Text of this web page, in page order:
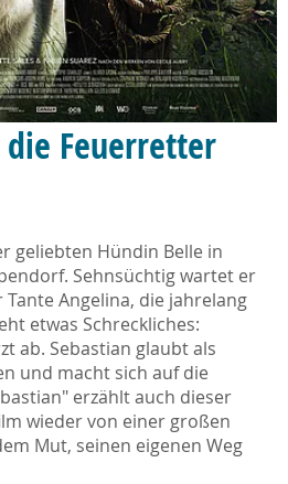
Feuerretter
geliebten Hündin Belle in
Sehnsüchtig wartet er
Angelina, die jahrelang
etwas Schreckliches:
ab. Sebastian glaubt als
und macht sich auf die
erzählt auch dieser
wieder von einer großen
Mut, seinen eigenen Weg